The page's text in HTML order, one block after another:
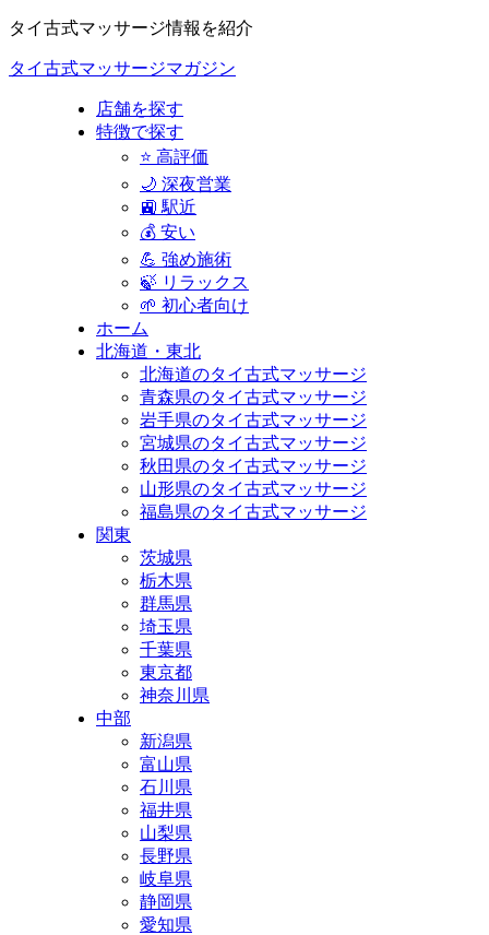
タイ古式マッサージ情報を紹介
タイ古式マッサージマガジン
店舗を探す
特徴で探す
⭐ 高評価
🌙 深夜営業
🚉 駅近
💰 安い
💪 強め施術
🍃 リラックス
🌱 初心者向け
ホーム
北海道・東北
北海道のタイ古式マッサージ
青森県のタイ古式マッサージ
岩手県のタイ古式マッサージ
宮城県のタイ古式マッサージ
秋田県のタイ古式マッサージ
山形県のタイ古式マッサージ
福島県のタイ古式マッサージ
関東
茨城県
栃木県
群馬県
埼玉県
千葉県
東京都
神奈川県
中部
新潟県
富山県
石川県
福井県
山梨県
長野県
岐阜県
静岡県
愛知県